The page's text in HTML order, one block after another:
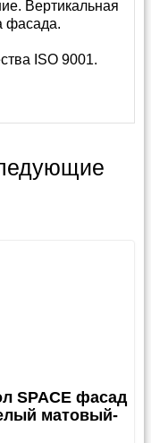
Вертикальная
фасада.
ISO 9001.
SPACE фасад
матовый-